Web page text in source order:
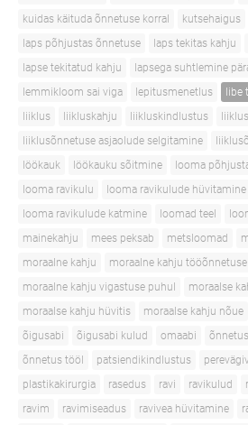
kuidas käituda õnnetuse korral
kutsehaigus
laps põhjustas õnnetuse
laps tekitas kahju
lapse tekitatud kahju
lapsega suhtlemine
lemmikloom sai viga
lepitusmenetlus libe
liiklus
liikluskahju liikluskindlustus
liiklusõnnetuse asjaolude selgitamine
löökauk
löökauku sõitmine
looma
looma ravikulu
looma ravikulude hüvitamine
looma ravikulude katmine
loomad teel
mainekahju
mees peksab metsloomad
moraalne kahju
moraalne kahju tööõnnetuse
moraalne kahju vigastuse puhul
moraalse
moraalse kahju hüvitis
moraalse kahju nõue
õigusabi
õigusabi kulud omaabi õnnetus
õnnetus tööl
patsiendikindlustus
plastikakirurgia
rasedus ravi ravikulud
ravim
ravimiseadus ravivea hüvitamine